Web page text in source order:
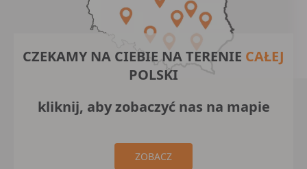
CZEKAMY NA CIEBIE NA TERENIE CAŁEJ
POLSKI
kliknij, aby zobaczyć nas na mapie
ZOBACZ